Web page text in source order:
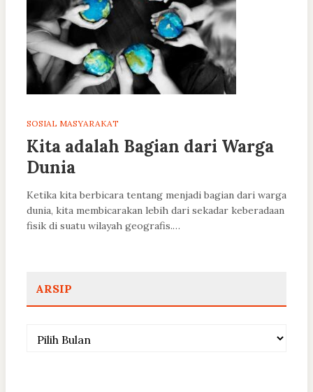
SOSIAL MASYARAKAT
Kita adalah Bagian dari Warga
Dunia
Ketika kita berbicara tentang menjadi bagian dari warga
dunia, kita membicarakan lebih dari sekadar keberadaan
fisik di suatu wilayah geografis.…
ARSIP
Arsip